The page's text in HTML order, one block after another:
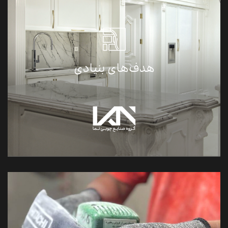
ارتقاء سطح کیفی محصولات چوبی ساختمان‌ها در
شهرهای بزرگ ایران
هدف‌های بنیادی